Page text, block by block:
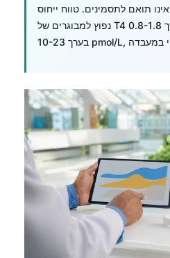
תואם לתסמינים. טווח ייחוס
נפוץ למבוגרים של T4 חופשי הוא בערך 0.8-1.8 ng/dL,